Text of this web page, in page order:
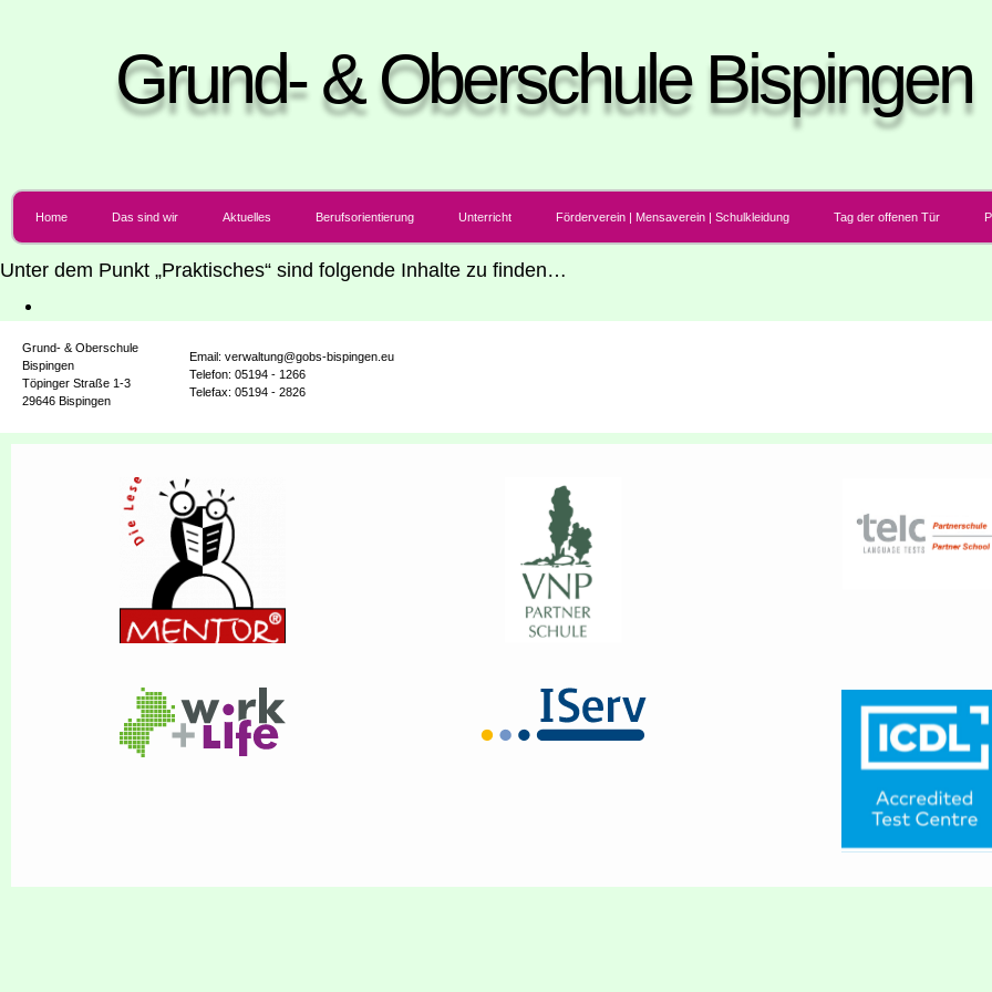
Grund- & Oberschule Bispingen
Home Das sind wir Aktu­el­les Berufs­ori­en­tie­rung Unter­richt För­der­ver­ein | Men­sa­ver­ein | Schulkleidung Tag der offe­nen Tür
Unter dem Punkt „Prak­ti­sches“ sind fol­gen­de Inhal­te zu finden…
Grund- & Oberschule
Bispingen
Töpinger Straße 1-3
29646 Bispingen
Email: verwaltung@gobs-bispingen.eu
Telefon: 05194 - 1266
Telefax: 05194 - 2826